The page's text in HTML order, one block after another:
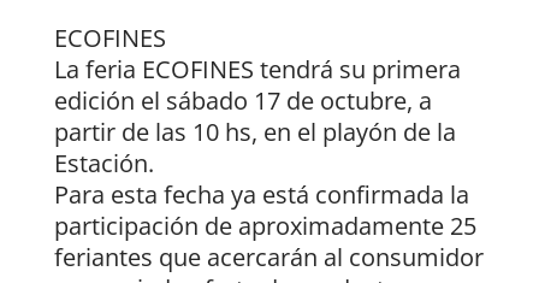
ECOFINES
La feria ECOFINES tendrá su primera
edición el sábado 17 de octubre, a
partir de las 10 hs, en el playón de la
Estación.
Para esta fecha ya está confirmada la
participación de aproximadamente 25
feriantes que acercarán al consumidor